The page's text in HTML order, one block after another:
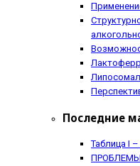
Последние
Таблица I